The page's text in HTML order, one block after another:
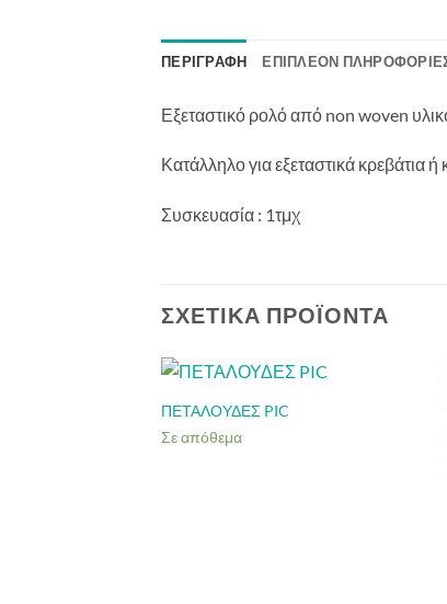
ΠΕΡΙΓΡΑΦΉ ΕΠΙΠΛΈΟΝ
Εξεταστικό ρολό από non woven
Κατάλληλο για εξεταστικά κρεβάτια
Συσκευασία : 1τμχ
ΣΧΕΤΙΚΆ ΠΡΟΪΌΝΤΑ
ΠΕΤΑΛΟΥΔΕΣ PIC
Σε απόθεμα